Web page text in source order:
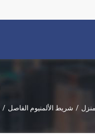
منزل / شريط الألمنيوم الفاصل /